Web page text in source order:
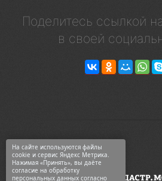
Поделитесь ссылкой
в своей
На сайте используются файлы
cookie и сервис Яндекс Метрика.
Нажимая «Принять», вы даёте
согласие на обработку
персональных данных согласно